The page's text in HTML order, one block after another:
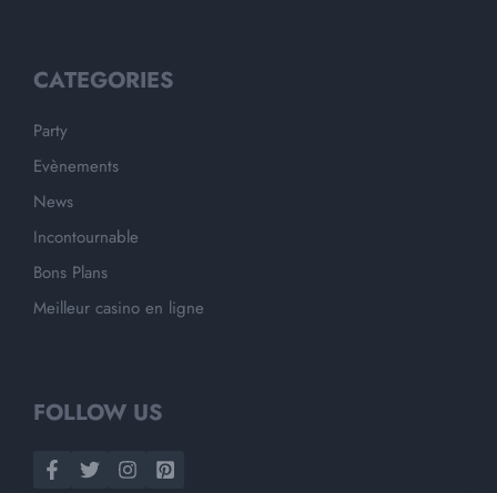
CATEGORIES
Party
Evènements
News
Incontournable
Bons Plans
Meilleur casino en ligne
FOLLOW US